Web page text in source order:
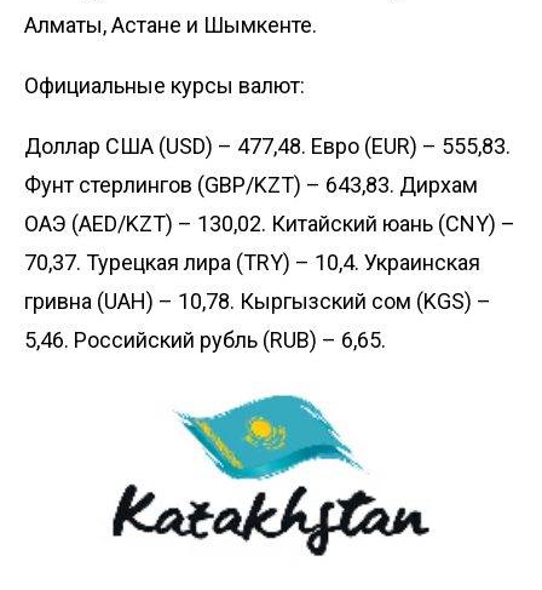
Алматы, Астане и Шымкенте.
Официальные курсы валют:
Доллар США (USD) – 477,48. Евро (EUR) – 555,83.
Фунт стерлингов (GBP/KZT) – 643,83. Дирхам
ОАЭ (AED/KZT) – 130,02. Китайский юань (CNY) –
70,37. Турецкая лира (TRY) – 10,4. Украинская
гривна (UAH) – 10,78. Кыргызский сом (KGS) –
5,46. Российский рубль (RUB) – 6,65.